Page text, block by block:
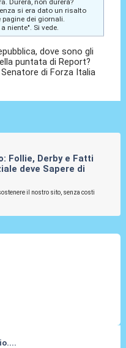
Durerà, non durerà?
si era dato un risalto
dei giornali.
niente". Si vede.
dove sono gli
puntata di Report?
di Forza Italia
Follie, Derby e Fatti
deve Sapere di
il nostro sito, senza costi